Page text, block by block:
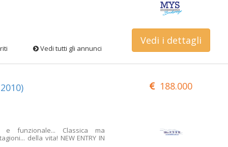
Vedi tutti gli annunci
Vedi i dettagli
188.000
e funzionale... Classica ma
della vita! NEW ENTRY IN